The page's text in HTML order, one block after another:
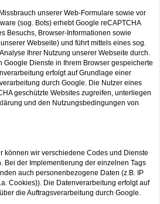
unserer Web-Formulare sowie vor
(sog. Bots) erhebt Google reCAPTCHA
Besuchs, Browser-Informationen sowie
Webseite) und führt mittels eines sog.
Ihrer Nutzung unserer Webseite durch.
Google Dienste in Ihrem Browser gespeicherte
erfolgt auf Grundlage einer
durch Google. Die Nutzer eines
geschützte Websites zugreifen, unterliegen
und den Nutzungsbedingungen von
können wir verschiedene Codes und Dienste
Bei der Implementierung der einzelnen Tags
auch personenbezogene Daten (z.B. IP
Cookies)). Die Datenverarbeitung erfolgt auf
die Auftragsverarbeitung durch Google.